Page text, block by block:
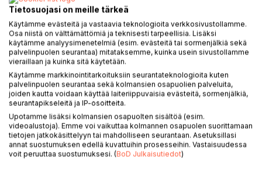
LISÄÄ OSTOSKORIIN
Lisää muistilistalle
Arvostele tuote
KUVAUS
Tietosuojasi on meille tärkeä
Käytämme evästeitä ja vastaavia teknologioita verkkosivustollamme.
Osa niistä on välttämättömiä ja teknisesti tarpeellisia. Lisäksi
käytämme analyysimenetelmiä (esim. evästeitä tai sormenjälkiä sekä
palvelinpuolen seurantaa) mitataksemme, kuinka usein sivustollamme
vieraillaan ja kuinka sitä käytetään.
Käytämme markkinointitarkoituksiin seurantateknologioita kuten
palvelinpuolen seurantaa sekä kolmansien osapuolien palveluita,
joiden kautta voidaan käyttää laiteriippuvaisia evästeitä, sormenjälkiä,
seurantapikseleitä ja IP-osoitteita.
Upotamme lisäksi kolmansien osapuolten sisältöä (esim.
videoalustoja). Emme voi vaikuttaa kolmannen osapuolen suorittamaan
tietojen jatkokäsittelyyn tai mahdolliseen seurantaan. Asetuksillasi
annat suostumuksen edellä kuvattuihin prosesseihin. Vastaisuudessa
voit peruuttaa suostumuksesi. (BoD Julkaisutiedot)